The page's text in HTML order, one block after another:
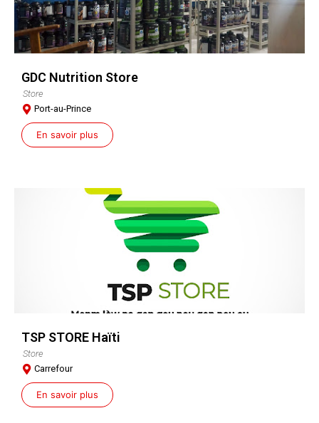
GDC Nutrition Store
Store
Port-au-Prince
En savoir plus
TSP STORE Haïti
Store
Carrefour
En savoir plus